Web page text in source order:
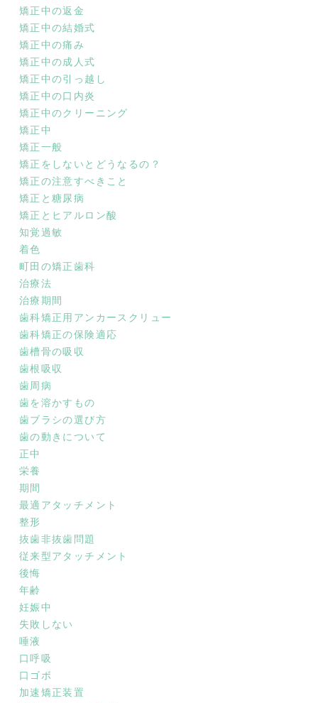
矯正中の返金
矯正中の結婚式
矯正中の痛み
矯正中の成人式
矯正中の引っ越し
矯正中の口内炎
矯正中のクリーニング
矯正中
矯正一般
矯正をしないとどうなるの？
矯正の注意すべきこと
矯正と糖尿病
矯正とヒアルロン酸
知覚過敏
着色
町田の矯正歯科
治療法
治療期間
歯科矯正用アンカースクリュー
歯科矯正の保険適応
歯槽骨の吸収
歯根吸収
歯周病
歯を溶かすもの
歯ブラシの選び方
歯の動きについて
正中
栄養
期間
最適アタッチメント
整形
抜歯非抜歯問題
従来型アタッチメント
後悔
年齢
妊娠中
失敗しない
唾液
口呼吸
口ゴボ
加速矯正装置